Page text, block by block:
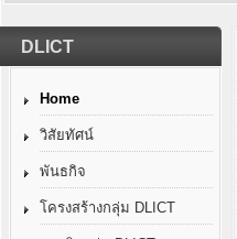
DLICT
Home
วิสัยทัศน์
พันธกิจ
โครงสร้างกลุ่ม DLICT